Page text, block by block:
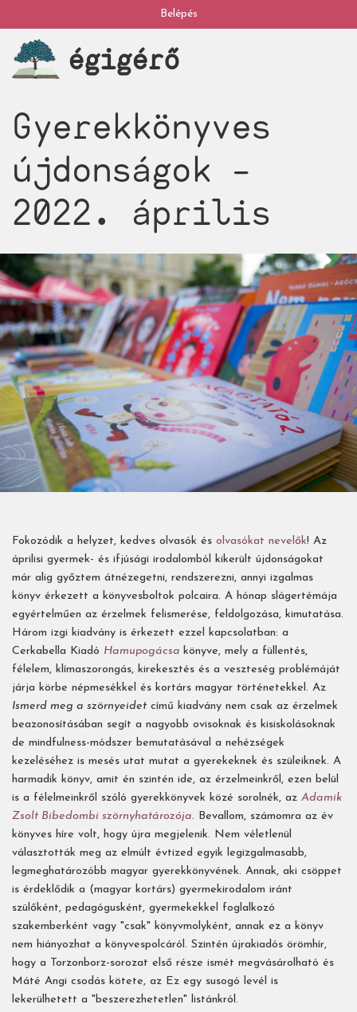
a
tartalomra
My
account
Belépés
égigérő
Gyerekkönyves
újdonságok –
2022. április
Fokozódik a helyzet, kedves olvasók és olvasókat nevelők! Az
áprilisi gyermek- és ifjúsági irodalomból kikerült újdonságokat
már alig győztem átnézegetni, rendszerezni, annyi izgalmas
könyv érkezett a könyvesboltok polcaira. A hónap slágertémája
egyértelműen az érzelmek felismerése, feldolgozása, kimutatása.
Három izgi kiadvány is érkezett ezzel kapcsolatban: a
Cerkabella Kiadó Hamupogácsa könyve, mely a füllentés,
félelem, klímaszorongás, kirekesztés és a veszteség problémáját
járja körbe népmesékkel és kortárs magyar történetekkel. Az
Ismerd meg a szörnyeidet című kiadvány nem csak az érzelmek
beazonosításában segít a nagyobb ovisoknak és kisiskolásoknak
de mindfulness-módszer bemutatásával a nehézségek
kezeléséhez is mesés utat mutat a gyerekeknek és szüleiknek. A
harmadik könyv, amit én szintén ide, az érzelmeinkről, ezen belül
is a félelmeinkről szóló gyerekkönyvek közé sorolnék, az Adamik
Zsolt Bibedombi szörnyhatározója. Bevallom, számomra az év
könyves híre volt, hogy újra megjelenik. Nem véletlenül
választották meg az elmúlt évtized egyik legizgalmasabb,
legmeghatározóbb magyar gyerekkönyvének. Annak, aki csöppet
is érdeklődik a (magyar kortárs) gyermekirodalom iránt
szülőként, pedagógusként, gyermekekkel foglalkozó
szakemberként vagy "csak" könyvmolyként, annak ez a könyv
nem hiányozhat a könyvespolcáról. Szintén újrakiadós örömhír,
hogy a Torzonborz-sorozat első része ismét megvásárolható és
Máté Angi csodás kötete, az Ez egy susogó levél is
lekerülhetett a "beszerezhetetlen" listánkról.